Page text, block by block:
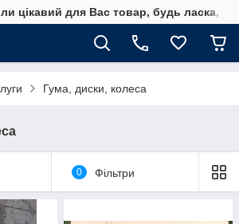
цікавий для Вас товар, будь ласка,
Гума, диски, колеса
0 Фільтри